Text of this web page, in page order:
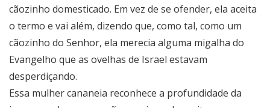
cãozinho domesticado. Em vez de se ofender, ela aceita
o termo e vai além, dizendo que, como tal, como um
cãozinho do Senhor, ela merecia alguma migalha do
Evangelho que as ovelhas de Israel estavam
desperdiçando.
Essa mulher cananeia reconhece a profundidade da